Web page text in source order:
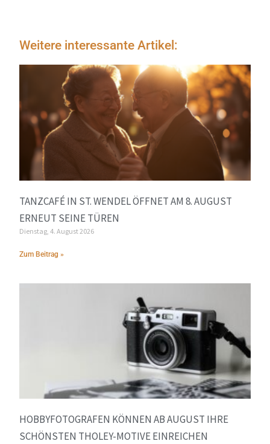
Weitere interessante Artikel:
TANZCAFÉ IN ST. WENDEL ÖFFNET AM 8. AUGUST
ERNEUT SEINE TÜREN
Dienstag, 4. August 2026
Zum Beitrag »
HOBBYFOTOGRAFEN KÖNNEN AB AUGUST IHRE
SCHÖNSTEN THOLEY-MOTIVE EINREICHEN